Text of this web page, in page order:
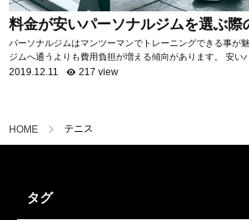
料金が安いパーソナルジムを選ぶ際
て
パーソナルジムはマンツーマンでトレーニングできる事が
ジムへ通うよりも費用負担が増える傾向があります。 安いパーソナルジムもあります
が、サービス内容はジムによって様々。 ...
2019.12.11 217 view
HOME テニス
タグ